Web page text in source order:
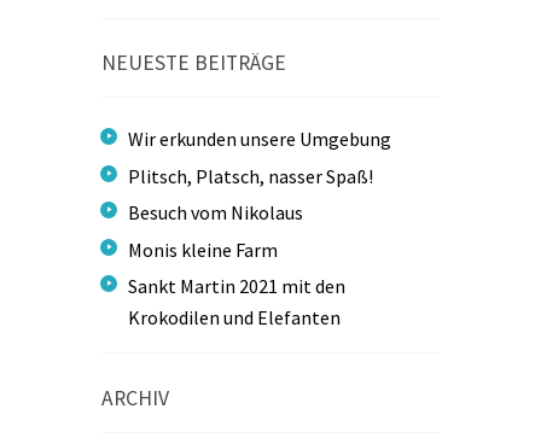
NEUESTE BEITRÄGE
Wir erkunden unsere Umgebung
Plitsch, Platsch, nasser Spaß!
Besuch vom Nikolaus
Monis kleine Farm
Sankt Martin 2021 mit den
Krokodilen und Elefanten
ARCHIV